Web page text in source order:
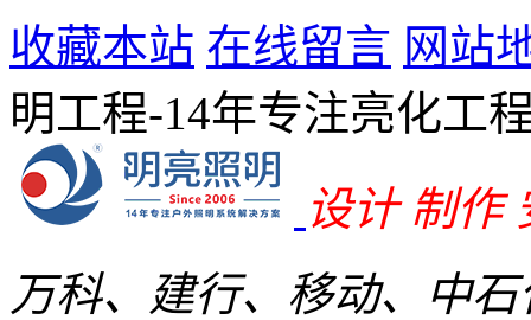
收藏本站 在线留言 网站
明工程-14年专注亮化工
设计 制作
万科、建行、移动、中